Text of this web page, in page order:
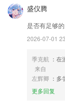
盛仪腾
是否有足够
2026-07-01
季克航 ：
来自
左辉卿 ：
更多回复